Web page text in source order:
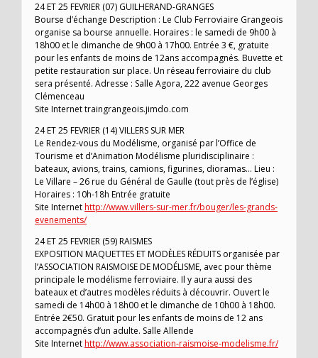
24 ET 25 FEVRIER (07) GUILHERAND-GRANGES
Bourse d’échange Description : Le Club Ferroviaire Grangeois
organise sa bourse annuelle. Horaires : le samedi de 9h00 à
18h00 et le dimanche de 9h00 à 17h00. Entrée 3 €, gratuite
pour les enfants de moins de 12ans accompagnés. Buvette et
petite restauration sur place. Un réseau ferroviaire du club
sera présenté. Adresse : Salle Agora, 222 avenue Georges
Clémenceau
Site Internet traingrangeois.jimdo.com
24 ET 25 FEVRIER (14) VILLERS SUR MER
Le Rendez-vous du Modélisme, organisé par l’Office de
Tourisme et d’Animation Modélisme pluridisciplinaire :
bateaux, avions, trains, camions, figurines, dioramas… Lieu :
Le Villare – 26 rue du Général de Gaulle (tout près de l’église)
Horaires : 10h-18h Entrée gratuite
Site Internethttp://www.villers-sur-mer.fr/bouger/les-grands-
evenements/
24 ET 25 FEVRIER (59) RAISMES
EXPOSITION MAQUETTES ET MODÈLES RÉDUITS organisée par
l’ASSOCIATION RAISMOISE DE MODÉLISME, avec pour thème
principale le modélisme ferroviaire. Il y aura aussi des
bateaux et d’autres modèles réduits à découvrir. Ouvert le
samedi de 14h00 à 18h00 et le dimanche de 10h00 à 18h00.
Entrée 2€50. Gratuit pour les enfants de moins de 12 ans
accompagnés d’un adulte. Salle Allende
Site Internethttp://www.association-raismoise-modelisme.fr/